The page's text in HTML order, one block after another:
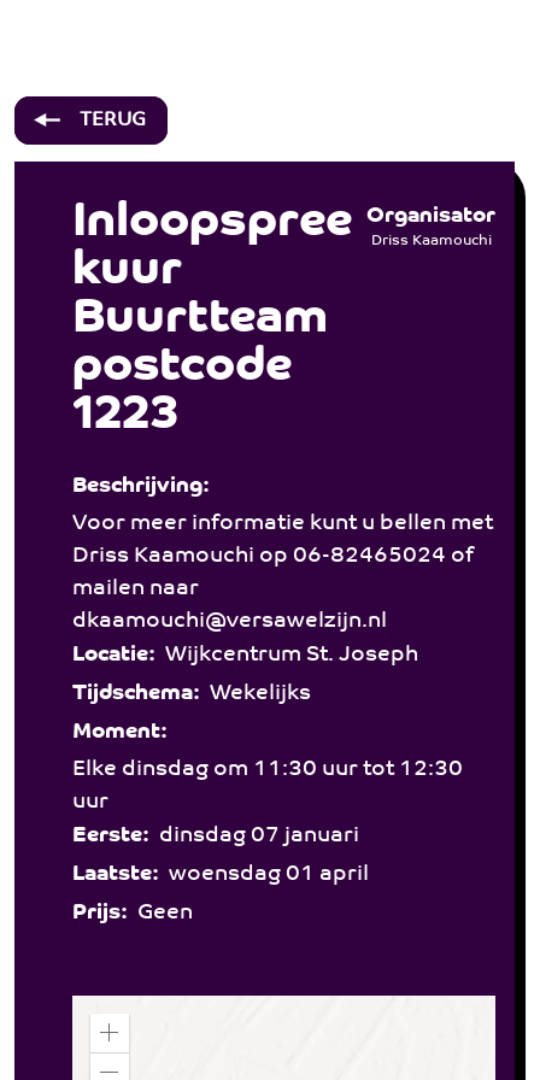
Welzijn
Activiteiten
Bij jooZ
Participanten
Vacatures
Contact
TERUG
Inloopspree
kuur
Buurtteam
postcode
1223
Organisator
Driss Kaamouchi
Beschrijving:
Voor meer informatie kunt u bellen met
Driss Kaamouchi op 06-82465024 of
mailen naar
dkaamouchi@versawelzijn.nl
Locatie: Wijkcentrum St. Joseph
Tijdschema: Wekelijks
Moment:
Elke dinsdag om 11:30 uur tot 12:30
uur
Eerste: dinsdag 07 januari
Laatste: woensdag 01 april
Prijs: Geen
Z